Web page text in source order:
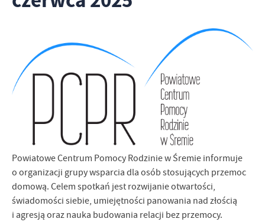
Powiatowe Centrum Pomocy Rodzinie w Śremie informuje
o organizacji grupy wsparcia dla osób stosujących przemoc
domową. Celem spotkań jest rozwijanie otwartości,
świadomości siebie, umiejętności panowania nad złością
i agresją oraz nauka budowania relacji bez przemocy.